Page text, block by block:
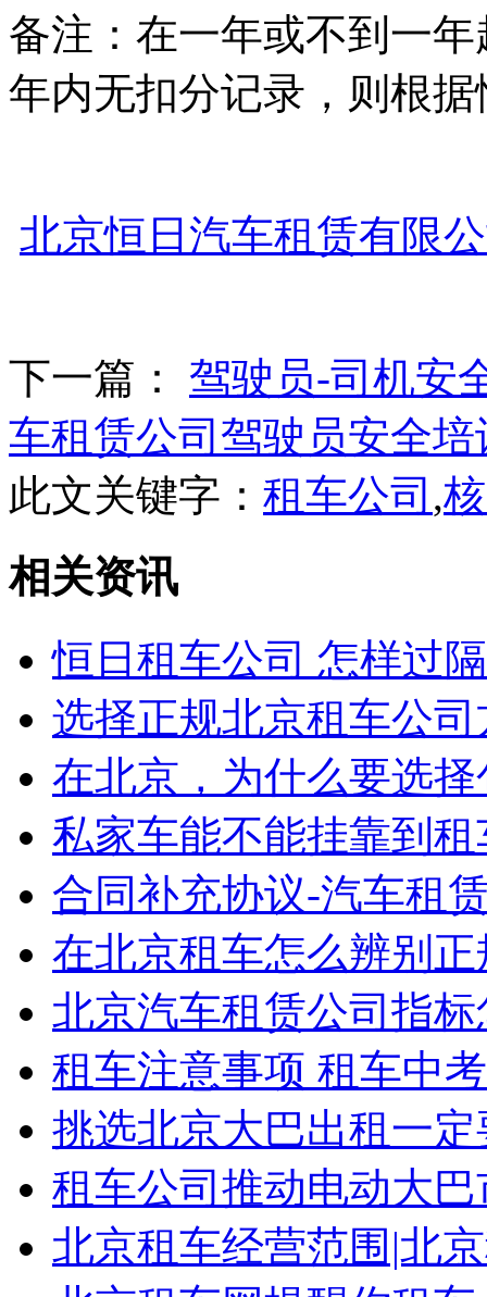
备注：在一年或不到一年
年内无扣分记录，则根
北京恒日汽车租赁有限
下一篇： 驾驶员-司机安
车租赁公司驾驶员安全培
此文关键字： 租车公司 ,
相关资讯
恒日租车公司 怎样过
选择正规北京租车公
在北京，为什么要选择
私家车能不能挂靠到
合同补充协议-汽车租
在北京租车怎么辨别
北京汽车租赁公司指
租车注意事项 租车中
挑选北京大巴出租一
租车公司推动电动大
北京租车经营范围|北